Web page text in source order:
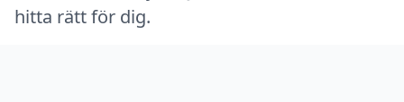
hitta rätt för dig.